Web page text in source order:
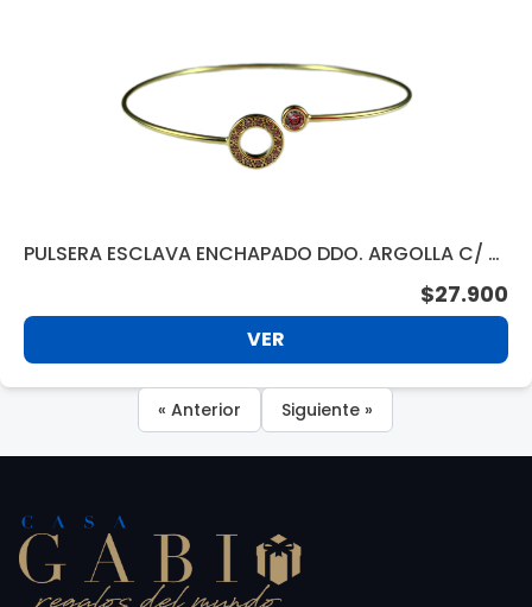
PULSERA ESCLAVA ENCHAPADO DDO. ARGOLLA C/ S
$27.900
VER
« Anterior Siguiente »